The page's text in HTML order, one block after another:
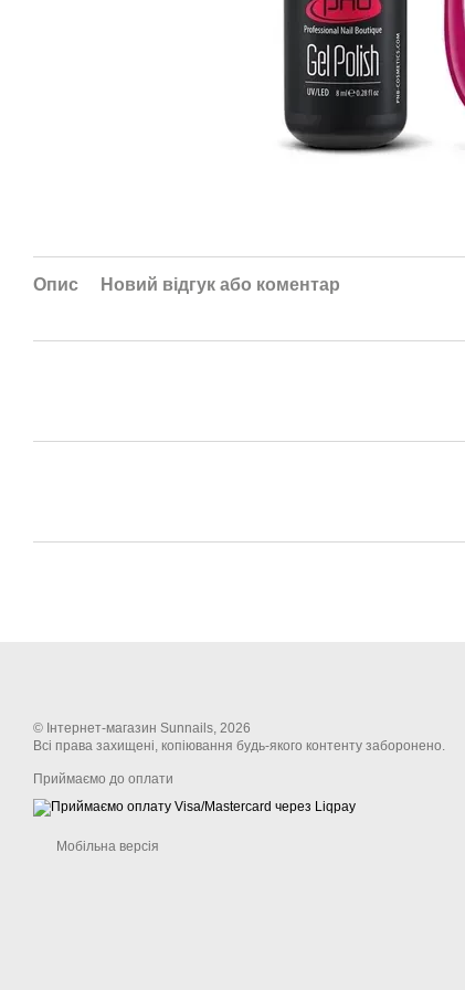
Опис Новий відгук або коментар
© Інтернет-магазин Sunnails, 2026
Всі права захищені, копіювання будь-якого контенту заборонено.
Приймаємо до оплати
Мобільна версія